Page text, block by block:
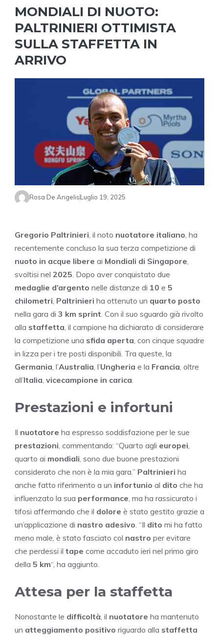
MONDIALI DI NUOTO:
PALTRINIERI OTTIMISTA
SULLA STAFFETTA IN
ARRIVO
Rosa De AngelisLuglio 19, 2025
Gregorio Paltrinieri , il noto nuotatore italiano , ha
recentemente concluso la sua terza competizione di
nuoto in acque libere ai Mondiali di Singapore
svoltisi nel 2025 . Dopo aver conquistato due
medaglie d’argento nelle distanze di 10 e 5
chilometri Paltrinieri ha ottenuto un quarto posto
nella gara di 3 km sprint . Con il suo sguardo già rivolto
alla staffetta , il campione ha dichiarato di considerare
la competizione una sfida aperta , con cinque squadre
in lizza per i tre posti disponibili. Tra queste, la
Germania , l’Australia , l’Ungheria e la Francia , oltre
all’Italia vicecampione in carica
Prestazioni e infortuni
Il nuotatore ha espresso soddisfazione per le sue
prestazioni , commentando: “Quarto agli europei
quarto ai mondiali , sono due buone prestazioni
considerato che non è la mia gara.” Paltrinieri ha
anche fatto riferimento a un infortunio al dito che ha
influenzato la sua performance , ma ha rassicurato i
tifosi affermando che il dolore è stato gestito grazie a
un’applicazione di nastro adesivo . “Il dito mi ha fatto
meno male, è stato fasciato col nastro per evitare
che perdessi il tape come accaduto ieri nel primo giro
della 5 km“, ha aggiunto.
Attesa per la staffetta
Nonostante le difficoltà , il nuotatore ha mantenuto
un atteggiamento positivo riguardo alla staffetta